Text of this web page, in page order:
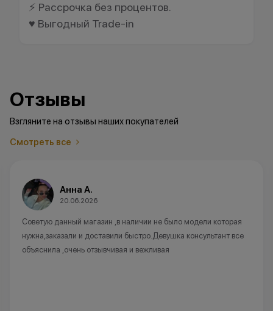
⚡ Рассрочка без процентов.
♥️ Выгодный Trade-in
Отзывы
Взгляните на отзывы наших покупателей
Смотреть все
Анна А.
20.06.2026
Советую данный магазин ,в наличии не было модели которая
нужна,заказали и доставили быстро.Девушка консультант все
объяснила ,очень отзывчивая и вежливая